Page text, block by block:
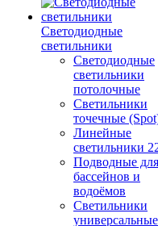
Светодиодные
светильники
Светодиодные
светильники
потолочные
Светильники
точечные
Линейные
светильники
Подводные для
бассейнов и
водоёмов
Светильники
универсальные